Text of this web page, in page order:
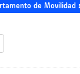
de Movilidad